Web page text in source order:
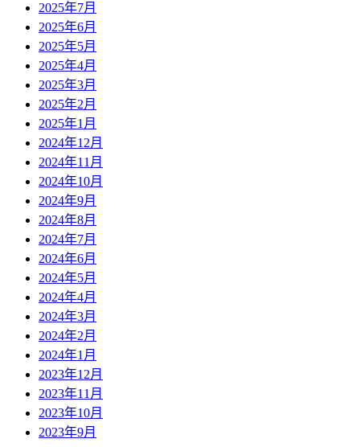
2025年7月
2025年6月
2025年5月
2025年4月
2025年3月
2025年2月
2025年1月
2024年12月
2024年11月
2024年10月
2024年9月
2024年8月
2024年7月
2024年6月
2024年5月
2024年4月
2024年3月
2024年2月
2024年1月
2023年12月
2023年11月
2023年10月
2023年9月